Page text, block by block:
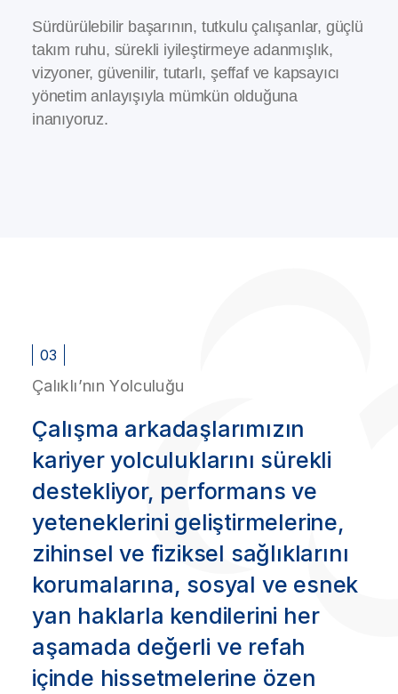
Sürdürülebilir başarının, tutkulu çalışanlar, güçlü
takım ruhu, sürekli iyileştirmeye adanmışlık,
vizyoner, güvenilir, tutarlı, şeffaf ve kapsayıcı
yönetim anlayışıyla mümkün olduğuna
inanıyoruz.
03
Çalıklı’nın Yolculuğu
Çalışma arkadaşlarımızın
kariyer yolculuklarını sürekli
destekliyor, performans ve
yeteneklerini geliştirmelerine,
zihinsel ve fiziksel sağlıklarını
korumalarına, sosyal ve esnek
yan haklarla kendilerini her
aşamada değerli ve refah
içinde hissetmelerine özen